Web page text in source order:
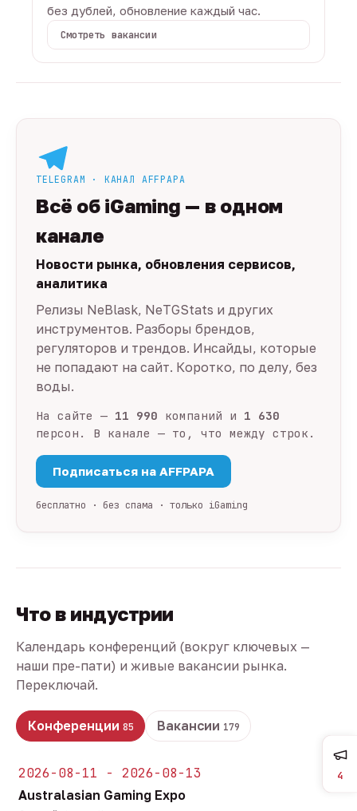
без дублей, обновление каждый час.
Смотреть вакансии
TELEGRAM · КАНАЛ AFFPAPA
Всё об iGaming — в одном
канале
Новости рынка, обновления сервисов,
аналитика
Релизы NeBlask, NeTGStats и других
инструментов. Разборы брендов,
регуляторов и трендов. Инсайды, которые
не попадают на сайт. Коротко, по делу, без
воды.
На сайте — 11 990 компаний и 1 630
персон. В канале — то, что между строк.
Подписаться на AFFPAPA
бесплатно · без спама · только iGaming
Что в индустрии
Календарь конференций (вокруг ключевых —
наши пре-пати) и живые вакансии рынка.
Переключай.
Конференции 85 Вакансии 179
2026-08-11 - 2026-08-13
Australasian Gaming Expo
4